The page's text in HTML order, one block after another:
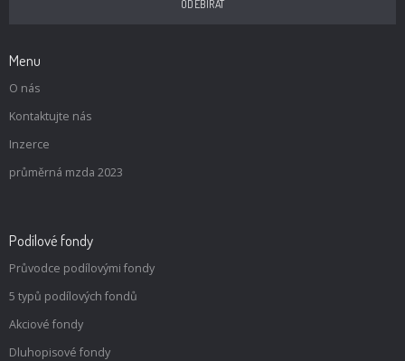
Menu
O nás
Kontaktujte nás
Inzerce
průměrná mzda 2023
Podílové fondy
Průvodce podílovými fondy
5 typů podílových fondů
Akciové fondy
Dluhopisové fondy